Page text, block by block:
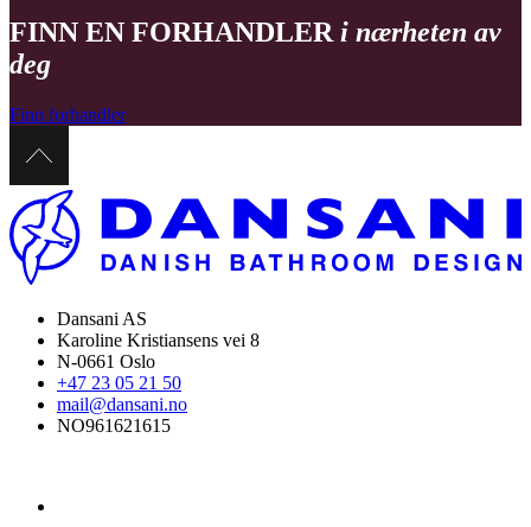
FINN EN FORHANDLER i nærheten av
deg
Finn forhandler
Dansani AS
Karoline Kristiansens vei 8
N-0661 Oslo
+47 23 05 21 50
mail@dansani.no
NO961621615